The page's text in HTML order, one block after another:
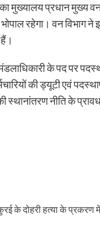
मुख्यालय प्रधान मुख्य
रहेगा। वन विभाग
के पद पर
की ड्यूटी एवं
नीति के
के दोहरी हत्या के प्रकरण